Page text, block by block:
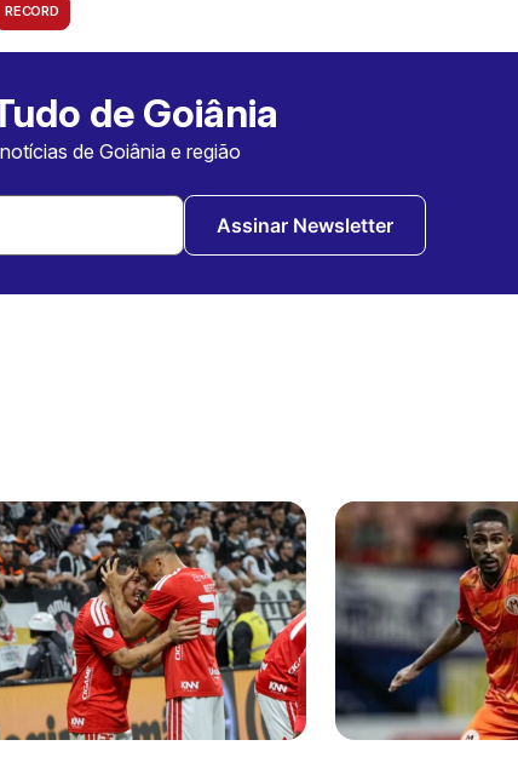
RECORD
de Goiânia
de Goiânia e região
Assinar Newsletter